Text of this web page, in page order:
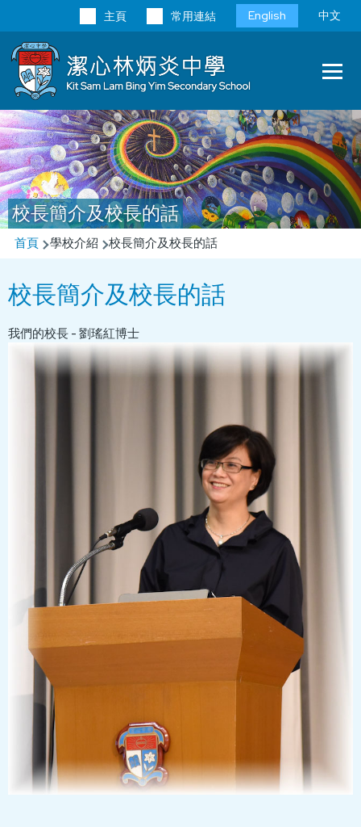
Language
switcher
English 中文
常用連結
主頁
校長簡介及校長的話
導
連
結
首頁 學校介紹 校長簡介及校長的話
校長簡介及校長的話
我們的校長 - 劉瑤紅博士